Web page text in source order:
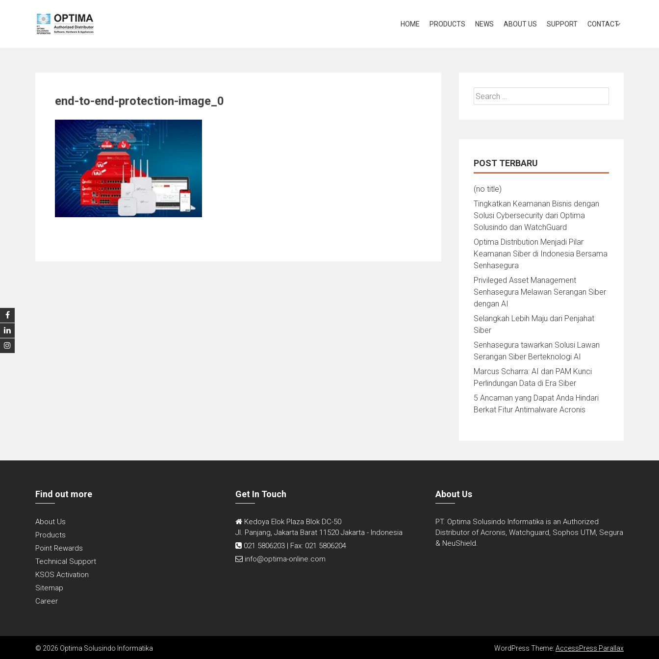
HOME PRODUCTS NEWS ABOUT US SUPPORT CONTACT
end-to-end-protection-image_0
Search
for:
POST TERBARU
(no title)
Tingkatkan Keamanan Bisnis dengan
Solusi Cybersecurity dari Optima
Solusindo dan WatchGuard
Optima Distribution Menjadi Pilar
Keamanan Siber di Indonesia Bersama
Senhasegura
Privileged Asset Management
Senhasegura Melawan Serangan Siber
dengan AI
Selangkah Lebih Maju dari Penjahat
Siber
Senhasegura tawarkan Solusi Lawan
Serangan Siber Berteknologi AI
Marcus Scharra: AI dan PAM Kunci
Perlindungan Data di Era Siber
5 Ancaman yang Dapat Anda Hindari
Berkat Fitur Antimalware Acronis
Find out more
About Us
Products
Point Rewards
Technical Support
KSOS Activation
Sitemap
Career
Get In Touch
Kedoya Elok Plaza Blok DC-50
Jl. Panjang, Jakarta Barat 11520 Jakarta - Indonesia
021 5806203 | Fax: 021 5806204
info@optima-online.com
About Us
PT. Optima Solusindo Informatika is an Authorized
Distributor of Acronis, Watchguard, Sophos UTM, Segura
& NeuShield.
© 2026 Optima Solusindo Informatika WordPress Theme: AccessPress Parallax